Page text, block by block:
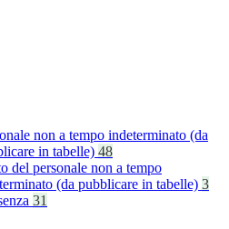
non a tempo indeterminato (da
in tabelle) 48
del personale non a tempo
(da pubblicare in tabelle) 3
31